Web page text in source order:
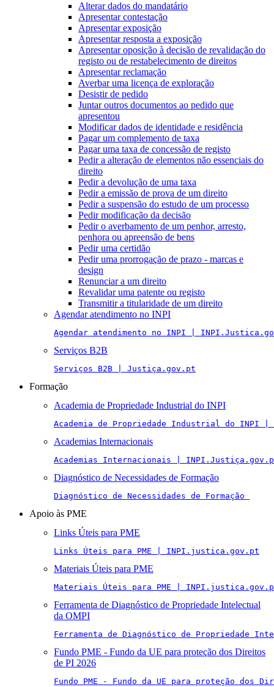
Alterar dados do mandatário
Apresentar contestação
Apresentar exposição
Apresentar resposta a exposição
Apresentar oposição à decisão de revalidação do
registo ou de restabelecimento de direitos
Apresentar reclamação
Averbar uma licença de exploração
Desistir de pedido
Juntar outros documentos ao pedido que
apresentou
Modificar dados de identidade e residência
Pagar um complemento de taxa
Pagar uma taxa de concessão de registo
Pedir a alteração de elementos não essenciais do
direito
Pedir a devolução de uma taxa
Pedir a emissão de prova de um direito
Pedir a suspensão do estudo de um processo
Pedir modificação da decisão
Pedir o averbamento de um penhor, arresto,
penhora ou apreensão de bens
Pedir uma certidão
Pedir uma prorrogação de prazo - marcas e
design
Renunciar a um direito
Revalidar uma patente ou registo
Transmitir a titularidade de um direito
Agendar atendimento no INPI
Agendar atendimento no INPI |
Serviços B2B
Serviços B2B | Justiça.gov.pt
Formação
Academia de Propriedade Industrial do INPI
Academia de Propriedade Industrial do INPI
Academias Internacionais
Academias Internacionais |
Diagnóstico de Necessidades de Formação
Diagnóstico de Necessidades de Formação
Apoio às PME
Links Úteis para PME
Links Úteis para PME | INPI.justica.gov.pt
Materiais Úteis para PME
Materiais Úteis para PME |
Ferramenta de Diagnóstico de Propriedade Intelectual
da OMPI
Ferramenta de Diagnóstico de Propriedade
Fundo PME - Fundo da UE para proteção dos Direitos
de PI 2026
Fundo PME - Fundo da UE para proteção